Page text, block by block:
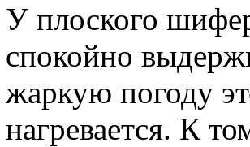
У плоского
спокойно
жаркую погоду
нагревается. К